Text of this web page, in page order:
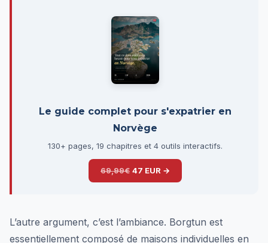
Le guide complet pour s'expatrier en
Norvège
130+ pages, 19 chapitres et 4 outils interactifs.
69,99€ 47 EUR →
L’autre argument, c’est l’ambiance. Borgtun est
essentiellement composé de maisons individuelles en